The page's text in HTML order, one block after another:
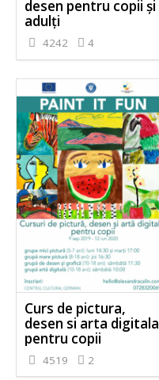
desen pentru copii și
adulți
4242 4
Curs de pictura,
desen si arta digitala
pentru copii
4519 2